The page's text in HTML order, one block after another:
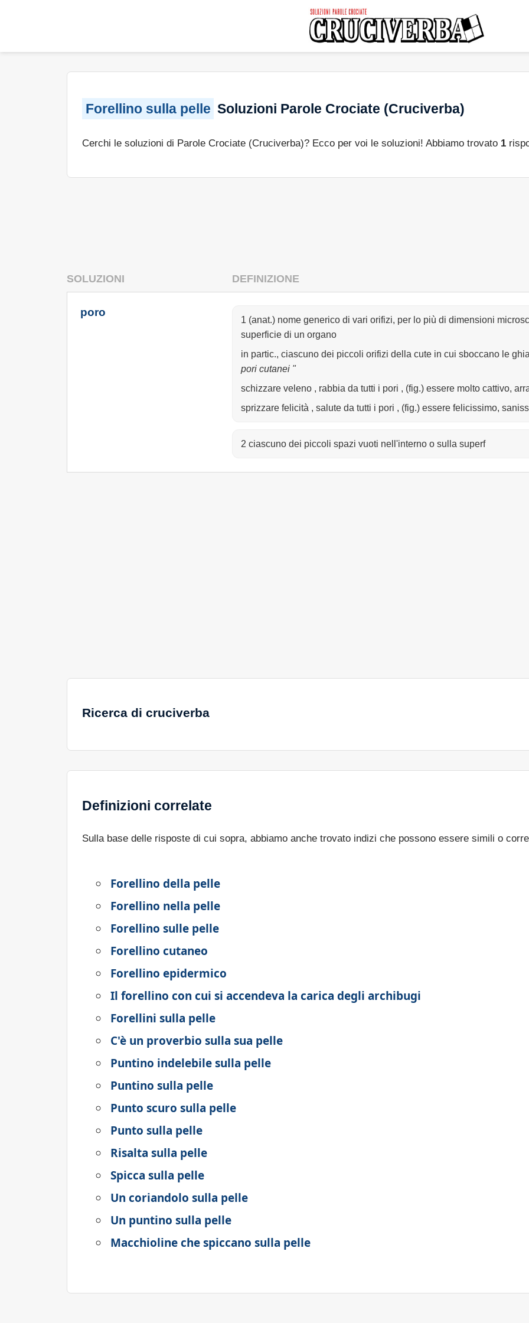
Forellino sulla pelle Soluzioni Parole Crociate (Cruciverba)
Cerchi le soluzioni di Parole Crociate (Cruciverba)? Ecco per voi le soluzioni! Abbiamo trovato 1
SOLUZIONI DEFINIZIONE
poro
1 (anat.) nome generico di vari orifizi, per lo più di dimensioni
superficie di un organo
in partic., ciascuno dei piccoli orifizi della cute in cui sboccano le
pori cutanei "
schizzare veleno , rabbia da tutti i pori , (fig.) essere molto cattivo,
sprizzare felicità , salute da tutti i pori , (fig.) essere felicissimo,
2 ciascuno dei piccoli spazi vuoti nell'interno o sulla superf
Ricerca di cruciverba
Definizioni correlate
Sulla base delle risposte di cui sopra, abbiamo anche trovato indizi che possono essere simili o
Forellino della pelle
Forellino nella pelle
Forellino sulle pelle
Forellino cutaneo
Forellino epidermico
Il forellino con cui si accendeva la carica degli archibugi
Forellini sulla pelle
C'è un proverbio sulla sua pelle
Puntino indelebile sulla pelle
Puntino sulla pelle
Punto scuro sulla pelle
Punto sulla pelle
Risalta sulla pelle
Spicca sulla pelle
Un coriandolo sulla pelle
Un puntino sulla pelle
Macchioline che spiccano sulla pelle